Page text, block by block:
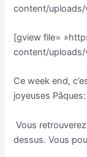
content/
[gview file=
content/
Ce week end,
joyeuses Pâques:
Vous
dessus. Vous